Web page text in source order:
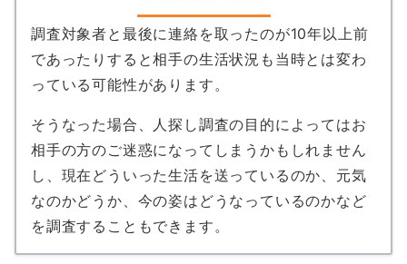
調査対象者と最後に連絡を取ったのが10年以上前
であったりすると相手の生活状況も当時とは変わ
っている可能性があります。
そうなった場合、人探し調査の目的によってはお
相手の方のご迷惑になってしまうかもしれません
し、現在どういった生活を送っているのか、元気
なのかどうか、今の姿はどうなっているのかなど
を調査することもできます。